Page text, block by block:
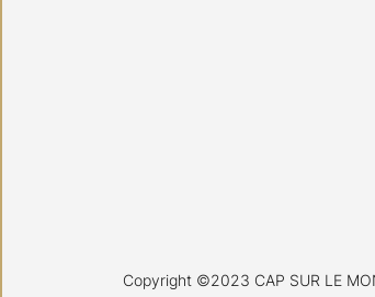
Copyright ©2023 CAP SUR LE